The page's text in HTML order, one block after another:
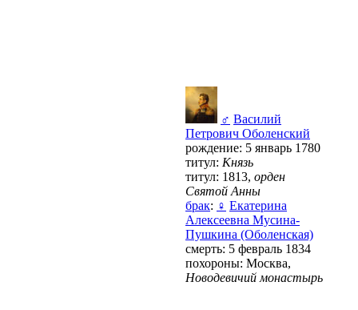
♂ Василий
Петрович Оболенский
рождение: 5 январь 1780
титул: Князь
титул: 1813, орден
Святой Анны
брак: ♀ Екатерина
Алексеевна Мусина-
Пушкина (Оболенская)
смерть: 5 февраль 1834
похороны: Москва,
Новодевичий монастырь